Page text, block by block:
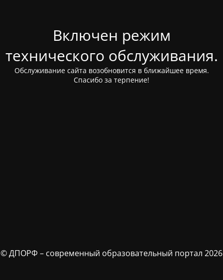
Включен режим
технического обслуживания.
Обслуживание сайта возобновится в ближайшее время.
Спасибо за терпение!
© ДПОРФ – современный образовательный портал 2026